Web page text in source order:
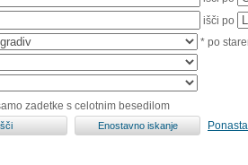
išči po
* po
zadetke s celotnim besedilom